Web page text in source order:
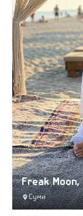
Freak Moon,
Суми